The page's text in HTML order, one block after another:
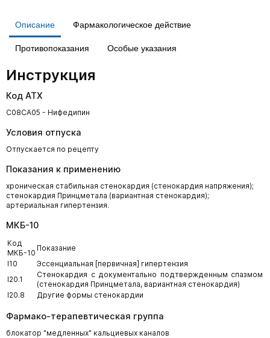
Описание Фармакологическое действие
Противопоказания Особые указания
Инструкция
Код АТХ
C08CA05 - Нифедипин
Условия отпуска
Отпускается по рецепту
Показания к применению
хроническая стабильная стенокардия (стенокардия напряжения);
стенокардия Принцметала (вариантная стенокардия);
артериальная гипертензия.
МКБ-10
Код
МКБ-10
Показание
I10
Эссенциальная [первичная] гипертензия
I20.1
Стенокардия с документально подтвержденным спазмом
(стенокардия Принцметала, вариантная стенокардия)
I20.8
Другие формы стенокардии
Фармако-терапевтическая группа
блокатор "медленных" кальциевых каналов